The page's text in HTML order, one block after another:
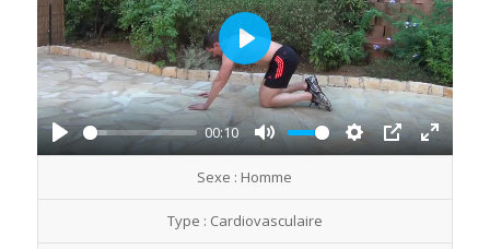
Play
00:10
Mute
Settings
PIP
Enter
Play
Sexe : Homme
Type : Cardiovasculaire